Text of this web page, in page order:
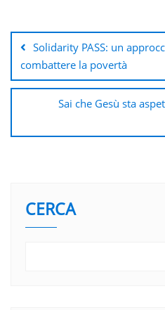
articoli
Solidarity PASS: un
combattere la povertà
Sai che Gesù sta
CERCA